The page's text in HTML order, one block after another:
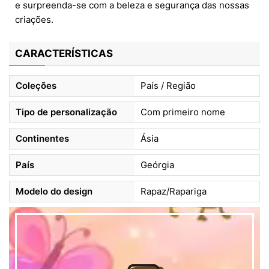
e surpreenda-se com a beleza e segurança das nossas
criações.
CARACTERÍSTICAS
Coleções País / Região
Tipo de personalização Com primeiro nome
Continentes Ásia
País Geórgia
Modelo do design Rapaz/Rapariga